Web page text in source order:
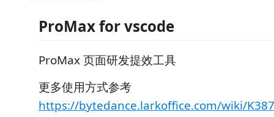
ProMax for vscode
ProMax 页面研发提效工具
更多使用方式参考
https://bytedance.larkoffice.com/wiki/